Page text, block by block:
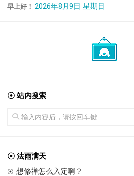
早上好！ 2026年8月9日 星期日
☉ 站内搜索
☉ 法雨满天
想修禅怎么入定啊？